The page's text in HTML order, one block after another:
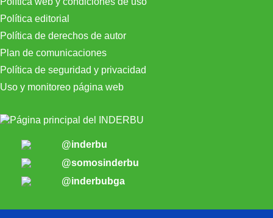
Política editorial
Política de derechos de autor
Plan de comunicaciones
Política de seguridad y privacidad
Uso y monitoreo página web
@inderbu
@somosinderbu
@inderbubga